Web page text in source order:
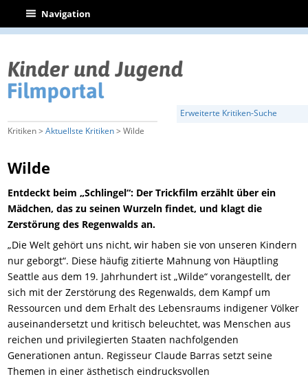
| Navigation
Erweiterte Kritiken-Suche
Kritiken >Aktuellste Kritiken> Wilde
Wilde
Entdeckt beim „Schlingel“: Der Trickfilm erzählt über ein
Mädchen, das zu seinen Wurzeln findet, und klagt die
Zerstörung des Regenwalds an.
„Die Welt gehört uns nicht, wir haben sie von unseren Kindern
nur geborgt“. Diese häufig zitierte Mahnung von Häuptling
Seattle aus dem 19. Jahrhundert ist „Wilde“ vorangestellt, der
sich mit der Zerstörung des Regenwalds, dem Kampf um
Ressourcen und dem Erhalt des Lebensraums indigener Völker
auseinandersetzt und kritisch beleuchtet, was Menschen aus
reichen und privilegierten Staaten nachfolgenden
Generationen antun. Regisseur Claude Barras setzt seine
Themen in einer ästhetisch eindrucksvollen